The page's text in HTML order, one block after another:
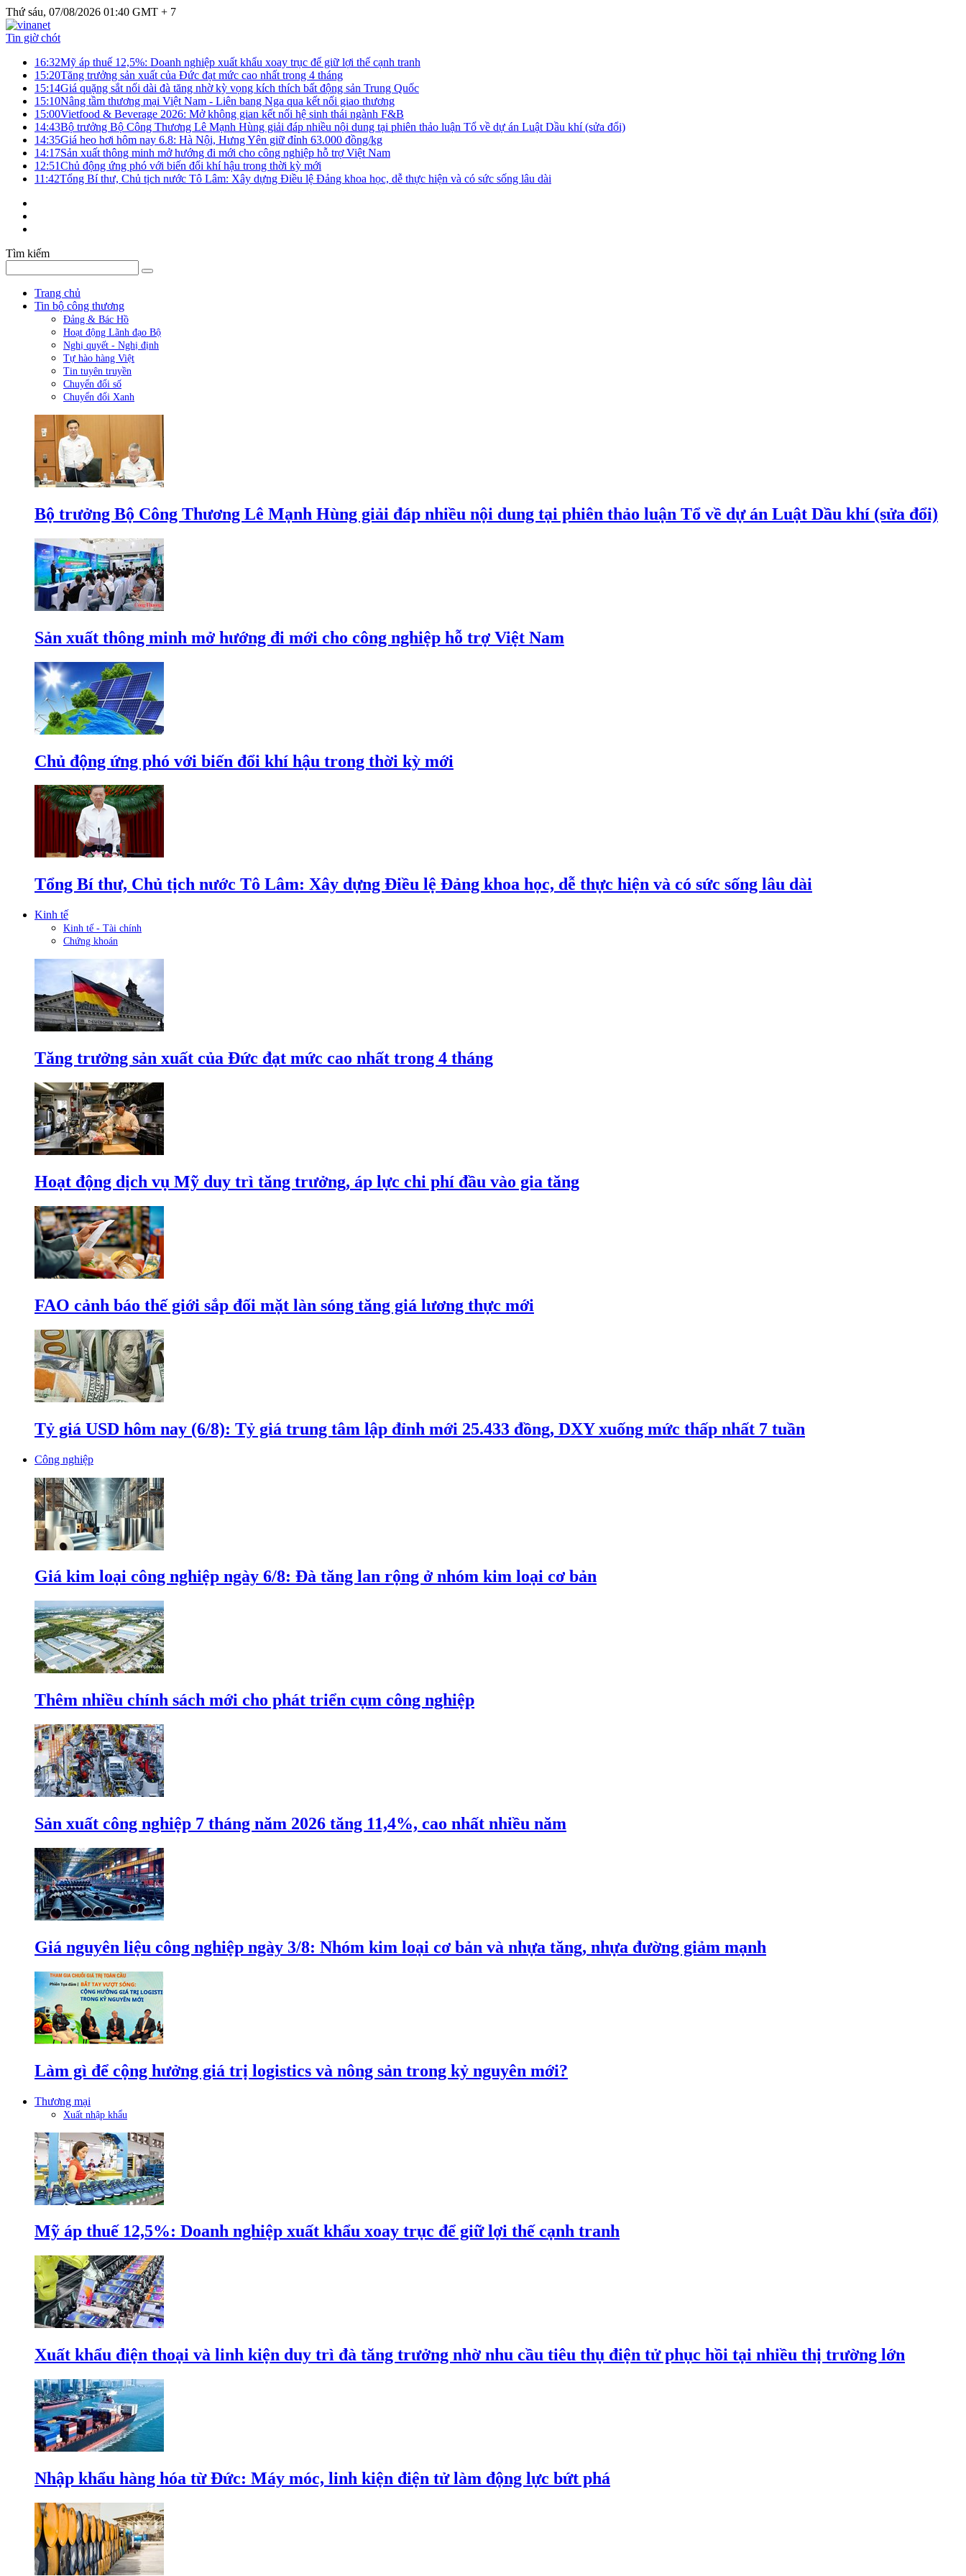
Thứ sáu, 07/08/2026 01:40 GMT + 7
Tin giờ chót
16:32Mỹ áp thuế 12,5%: Doanh nghiệp xuất khẩu xoay trục để giữ lợi thế cạnh tranh
15:20Tăng trưởng sản xuất của Đức đạt mức cao nhất trong 4 tháng
15:14Giá quặng sắt nối dài đà tăng nhờ kỳ vọng kích thích bất động sản Trung Quốc
15:10Nâng tầm thương mại Việt Nam - Liên bang Nga qua kết nối giao thương
15:00Vietfood & Beverage 2026: Mở không gian kết nối hệ sinh thái ngành F&B
14:43Bộ trưởng Bộ Công Thương Lê Mạnh Hùng giải đáp nhiều nội dung tại phiên thảo luận Tổ về dự án Luật Dầu khí (sửa đổi)
14:35Giá heo hơi hôm nay 6.8: Hà Nội, Hưng Yên giữ đỉnh 63.000 đồng/kg
14:17Sản xuất thông minh mở hướng đi mới cho công nghiệp hỗ trợ Việt Nam
12:51Chủ động ứng phó với biến đổi khí hậu trong thời kỳ mới
11:42Tổng Bí thư, Chủ tịch nước Tô Lâm: Xây dựng Điều lệ Đảng khoa học, dễ thực hiện và có sức sống lâu dài
Tìm kiếm
Trang chủ
Tin bộ công thương
Đảng & Bác Hồ
Hoạt động Lãnh đạo Bộ
Nghị quyết - Nghị định
Tự hào hàng Việt
Tin tuyên truyền
Chuyển đổi số
Chuyển đổi Xanh
Bộ trưởng Bộ Công Thương Lê Mạnh Hùng giải đáp nhiều nội dung tại phiên thảo luận Tổ về dự án Luật Dầu khí (sửa đổi)
Sản xuất thông minh mở hướng đi mới cho công nghiệp hỗ trợ Việt Nam
Chủ động ứng phó với biến đổi khí hậu trong thời kỳ mới
Tổng Bí thư, Chủ tịch nước Tô Lâm: Xây dựng Điều lệ Đảng khoa học, dễ thực hiện và có sức sống lâu dài
Kinh tế
Kinh tế - Tài chính
Chứng khoán
Tăng trưởng sản xuất của Đức đạt mức cao nhất trong 4 tháng
Hoạt động dịch vụ Mỹ duy trì tăng trưởng, áp lực chi phí đầu vào gia tăng
FAO cảnh báo thế giới sắp đối mặt làn sóng tăng giá lương thực mới
Tỷ giá USD hôm nay (6/8): Tỷ giá trung tâm lập đỉnh mới 25.433 đồng, DXY xuống mức thấp nhất 7 tuần
Công nghiệp
Giá kim loại công nghiệp ngày 6/8: Đà tăng lan rộng ở nhóm kim loại cơ bản
Thêm nhiều chính sách mới cho phát triển cụm công nghiệp
Sản xuất công nghiệp 7 tháng năm 2026 tăng 11,4%, cao nhất nhiều năm
Giá nguyên liệu công nghiệp ngày 3/8: Nhóm kim loại cơ bản và nhựa tăng, nhựa đường giảm mạnh
Làm gì để cộng hưởng giá trị logistics và nông sản trong kỷ nguyên mới?
Thương mại
Xuất nhập khẩu
Mỹ áp thuế 12,5%: Doanh nghiệp xuất khẩu xoay trục để giữ lợi thế cạnh tranh
Xuất khẩu điện thoại và linh kiện duy trì đà tăng trưởng nhờ nhu cầu tiêu thụ điện tử phục hồi tại nhiều thị trường lớn
Nhập khẩu hàng hóa từ Đức: Máy móc, linh kiện điện tử làm động lực bứt phá